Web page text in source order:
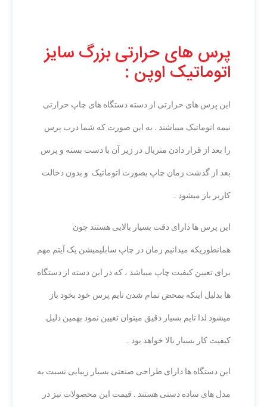
پرس های حرارتی بزرگ سایز
اتوماتیک اوپن :
این پرس های حرارتی از دسته دستگاه های چاپ حرارتی
نیمه اتوماتیک میباشند . به این صورت که شما درب پرس
را بعد از قرار دادن متریال در زیر آن با دست بسته و پرس
بعد از گذشت زمان چاپ بصورت اتوماتیک و بدون دخالت
کاربر باز میشود .
این پرس ها دارای دقت بسیار بالایی هستند چون
همانطوریکه میدانیم زمان در چاپ سابلیمیشن یک آیتم مهم
برای تعیین کیفیت چاپ میباشد ، که در این دسته از دستگاه
ها بدلیل اینکه بمحض تمام شدن تایم پرس خود بخود باز
میشود لذا تایم بسیار دقیق میتوان تعیین نمود بهمین دلیل
کیفیت کار بسیار بالا خواهد بود .
این دستگاه ها دارای طراحی صنعتی بسیار زیبایی نسبت به
مدل های ساده دستی هستند . قیمت این محصولات نیز در